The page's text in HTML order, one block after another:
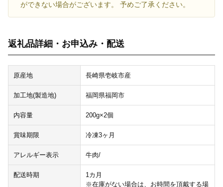
ができない場合がございます。 予めご了承ください。
返礼品詳細・お申込み・配送
原産地 長崎県壱岐市産
加工地(製造地) 福岡県福岡市
内容量 200g×2個
賞味期限 冷凍3ヶ月
アレルギー表示 牛肉/
配送時期
1カ月
※在庫がない場合は、お時間を頂戴する場